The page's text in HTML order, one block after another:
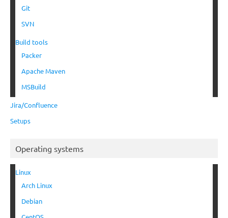
Git
SVN
Build tools
Packer
Apache Maven
MSBuild
Jira/Confluence
Setups
Operating systems
Linux
Arch Linux
Debian